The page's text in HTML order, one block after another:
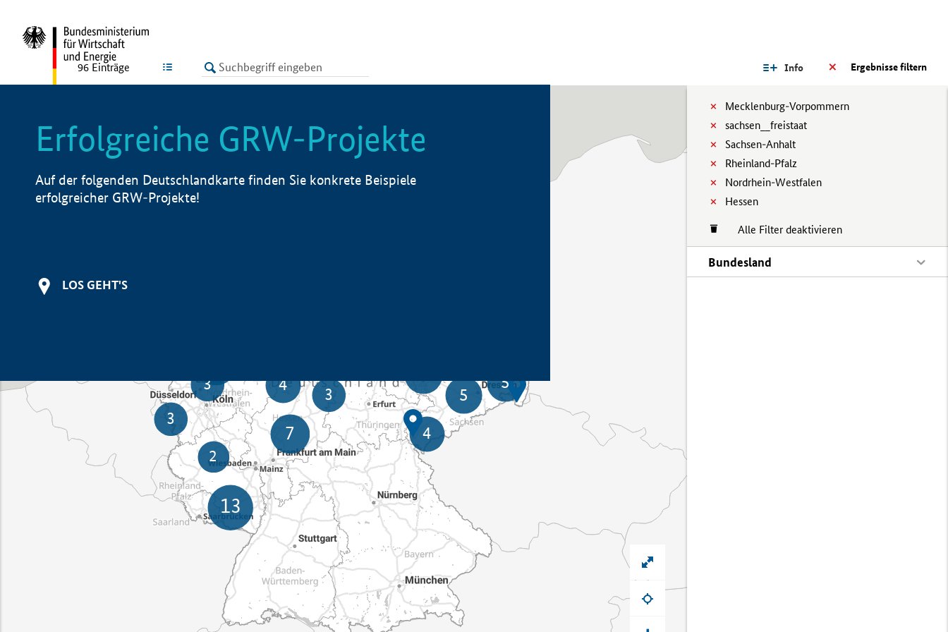
LISTE Ergebnisse filtern
Info
Mecklenburg-Vorpommern
sachsen__freistaat
Sachsen-Anhalt
Rheinland-Pfalz
Nordrhein-Westfalen
Hessen
Alle Filter deaktivieren
Bundesland
96 Einträge
Erfolgreiche GRW-Projekte
Auf der folgenden Deutschlandkarte finden Sie konkrete Beispiele
erfolgreicher GRW-Projekte!
LOS GEHT'S